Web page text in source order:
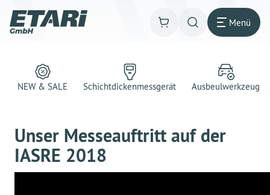
Menü
NEW & SALE Schichtdickenmessgerät Ausbeulwerkzeug
Unser Messeauftritt auf der
IASRE 2018